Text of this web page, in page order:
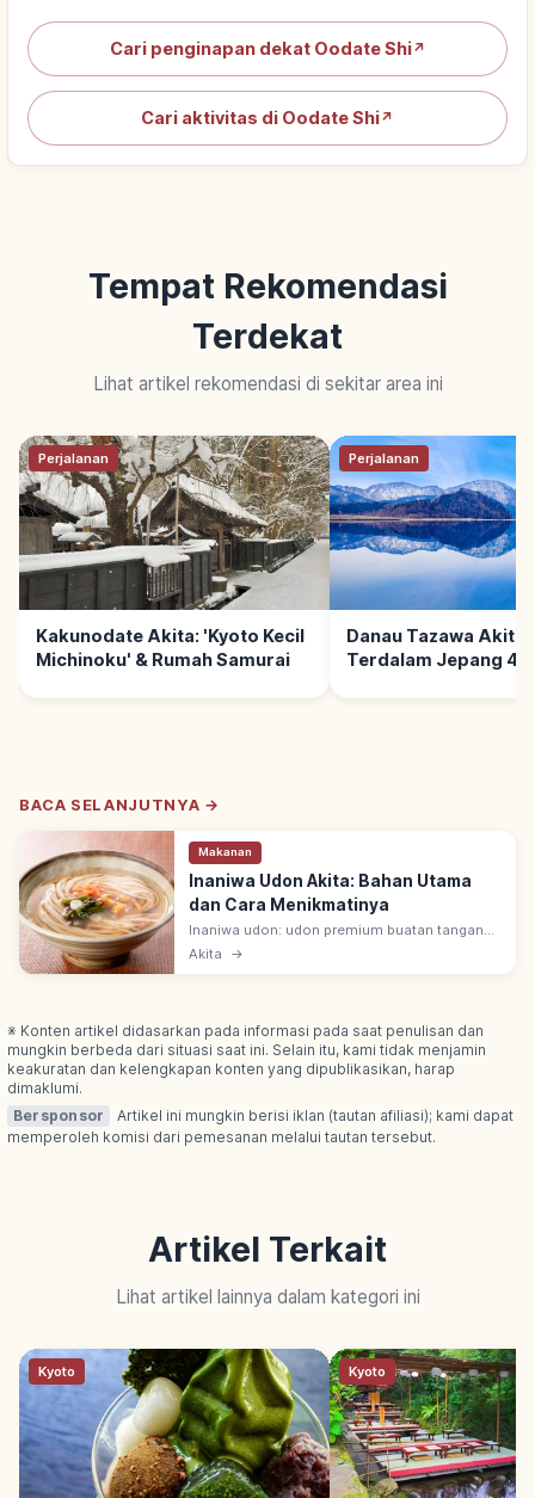
Cari penginapan dekat Oodate Shi↗
Cari aktivitas di Oodate Shi↗
Tempat Rekomendasi
Terdekat
Lihat artikel rekomendasi di sekitar area ini
Perjalanan
Kakunodate Akita: 'Kyoto Kecil
Michinoku' & Rumah Samurai
Perjalanan
Danau Tazawa Akita:
Terdalam Jepang
BACA SELANJUTNYA →
Makanan
Inaniwa Udon Akita: Bahan Utama
dan Cara Menikmatinya
Inaniwa udon: udon premium buatan tangan
dari Inaniwa, Yuzawa, Akita—mi tipis pipih,
Akita →
※ Konten artikel didasarkan pada informasi pada saat penulisan dan
mungkin berbeda dari situasi saat ini. Selain itu, kami tidak menjamin
keakuratan dan kelengkapan konten yang dipublikasikan, harap
dimaklumi.
Bersponsor
Artikel ini mungkin berisi iklan (tautan afiliasi); kami dapat
memperoleh komisi dari pemesanan melalui tautan tersebut.
Artikel Terkait
Lihat artikel lainnya dalam kategori ini
Kyoto Kyoto